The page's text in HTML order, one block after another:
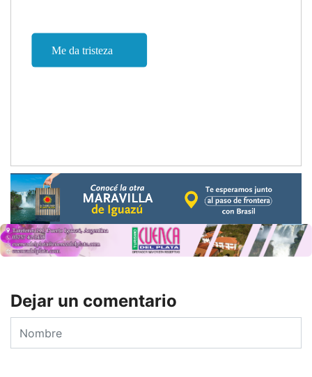
Dejar un comentario